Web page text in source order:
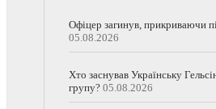
Офіцер загинув, прикриваючи
05.08.2026
Хто заснував Українську
групу? 05.08.2026